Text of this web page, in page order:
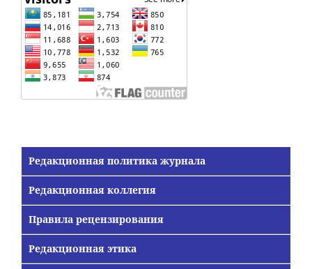
Редакционная политика журнала
Редакционная коллегия
Правила рецензирования
Редакционная этика